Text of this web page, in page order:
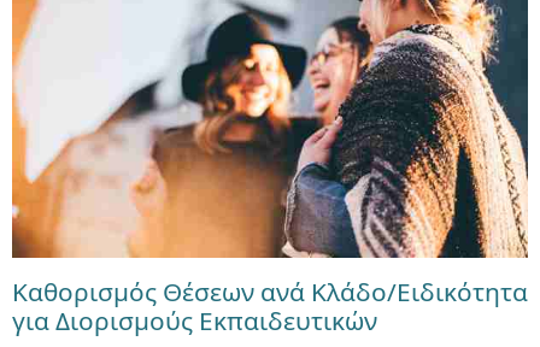
Καθορισμός Θέσεων ανά Κλάδο/Ειδικότητα
για Διορισμούς Εκπαιδευτικών